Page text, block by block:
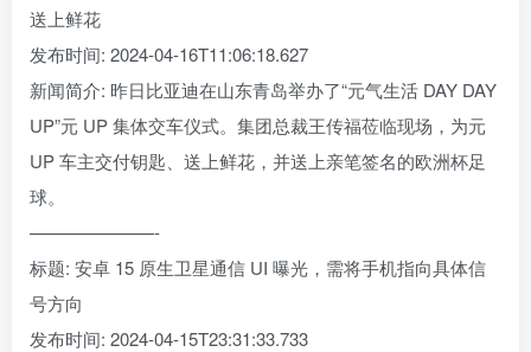
送上鲜花
发布时间: 2024-04-16T11:06:18.627
新闻简介: 昨日比亚迪在山东青岛举办了“元气生活 DAY DAY
UP”元 UP 集体交车仪式。集团总裁王传福莅临现场，为元
UP 车主交付钥匙、送上鲜花，并送上亲笔签名的欧洲杯足
球。
———————-
标题: 安卓 15 原生卫星通信 UI 曝光，需将手机指向具体信
号方向
发布时间: 2024-04-15T23:31:33.733